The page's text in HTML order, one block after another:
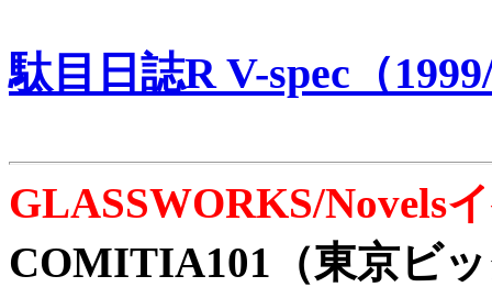
駄目日誌R V-spec（
GLASSWORKS/Novels
COMITIA101（東京ビ